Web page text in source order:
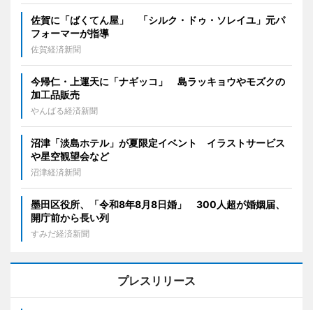
佐賀に「ばくてん屋」 「シルク・ドゥ・ソレイユ」元パ
フォーマーが指導
佐賀経済新聞
今帰仁・上運天に「ナギッコ」 島ラッキョウやモズクの
加工品販売
やんばる経済新聞
沼津「淡島ホテル」が夏限定イベント イラストサービス
や星空観望会など
沼津経済新聞
墨田区役所、「令和8年8月8日婚」 300人超が婚姻届、
開庁前から長い列
すみだ経済新聞
プレスリリース